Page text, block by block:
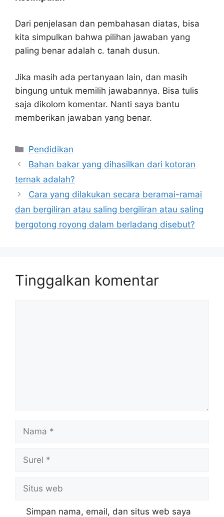
Dari penjelasan dan pembahasan diatas, bisa
kita simpulkan bahwa pilihan jawaban yang
paling benar adalah c. tanah dusun.
Jika masih ada pertanyaan lain, dan masih
bingung untuk memilih jawabannya. Bisa tulis
saja dikolom komentar. Nanti saya bantu
memberikan jawaban yang benar.
Kategori
Pendidikan
Bahan bakar yang dihasilkan dari kotoran
ternak adalah?
Cara yang dilakukan secara beramai-ramai
dan bergiliran atau saling bergiliran atau saling
bergotong royong dalam berladang disebut?
Tinggalkan komentar
web
Simpan nama, email, dan situs web saya